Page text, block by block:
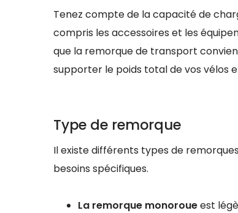
Tenez compte de la capacité de
compris les accessoires et les
que la remorque de transport
supporter le poids total de vos vélos
Type de remorque
Il existe différents types de
besoins spécifiques.
La remorque monoroueest